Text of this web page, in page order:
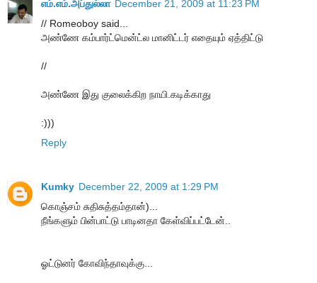
எம்.எம்.அப்துல்லா December 21, 2009 at 11:23 PM
// Romeoboy said...
அண்ணே கம்பார்ட்மென்ட்ல மானிட்டர் எதையும் ஏத்திட்டு
//
அண்ணே இது குலைக்கிற நாயி.கடிக்காது
:)))
Reply
Kumky December 22, 2009 at 1:29 PM
கொஞ்சம் சுதிசுத்தம்தான்)...
நீங்களும் பின்பாட்டு பாடினதா கேள்விப்பட்டேன்..
ஓட்டுனர் கோவிந்தாவுக்கு...